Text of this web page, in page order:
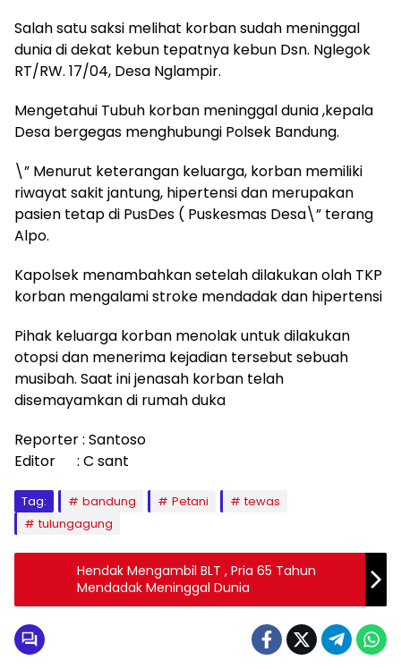
Salah satu saksi melihat korban sudah meninggal
dunia di dekat kebun tepatnya kebun Dsn. Nglegok
RT/RW. 17/04, Desa Nglampir.
Mengetahui Tubuh korban meninggal dunia ,kepala
Desa bergegas menghubungi Polsek Bandung.
\” Menurut keterangan keluarga, korban memiliki
riwayat sakit jantung, hipertensi dan merupakan
pasien tetap di PusDes ( Puskesmas Desa\” terang
Alpo.
Kapolsek menambahkan setelah dilakukan olah TKP
korban mengalami stroke mendadak dan hipertensi
Pihak keluarga korban menolak untuk dilakukan
otopsi dan menerima kejadian tersebut sebuah
musibah. Saat ini jenasah korban telah
disemayamkan di rumah duka
Reporter : Santoso
Editor : C sant
Tag: bandung Petani
tewas
tulungagung
Hendak Mengambil BLT , Pria 65 Tahun
Mendadak Meninggal Dunia